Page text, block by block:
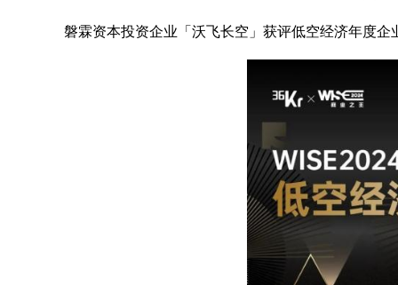
磐霖资本投资企业「沃飞长空」获评低空经济年度企